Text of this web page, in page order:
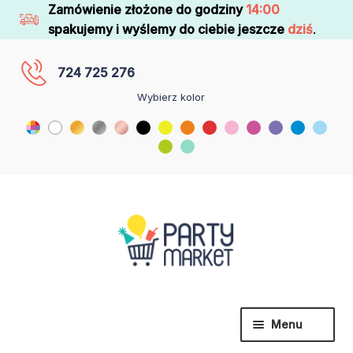
Zamówienie złożone do godziny 14:00
spakujemy i wyślemy do ciebie jeszcze dziś.
724 725 276
Wybierz kolor
Menu